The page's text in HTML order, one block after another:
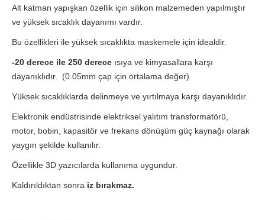
Alt katman yapışkan özellik için silikon malzemeden yapılmıştır
ve yüksek sıcaklık dayanımı vardır.
Bu özellikleri ile yüksek sıcaklıkta maskemele için idealdir.
-20 derece ile 250 derece ısıya ve kimyasallara karşı
dayanıklıdır. (0.05mm çap için ortalama değer)
Yüksek sıcaklıklarda delinmeye ve yırtılmaya karşı dayanıklıdır.
Elektronik endüstrisinde elektriksel yalıtım transformatörü,
motor, bobin, kapasitör ve frekans dönüşüm güç kaynağı olarak
yaygın şekilde kullanılır.
Özellikle 3D yazıcılarda kullanıma uygundur.
Kaldırıldıktan sonra iz bırakmaz.